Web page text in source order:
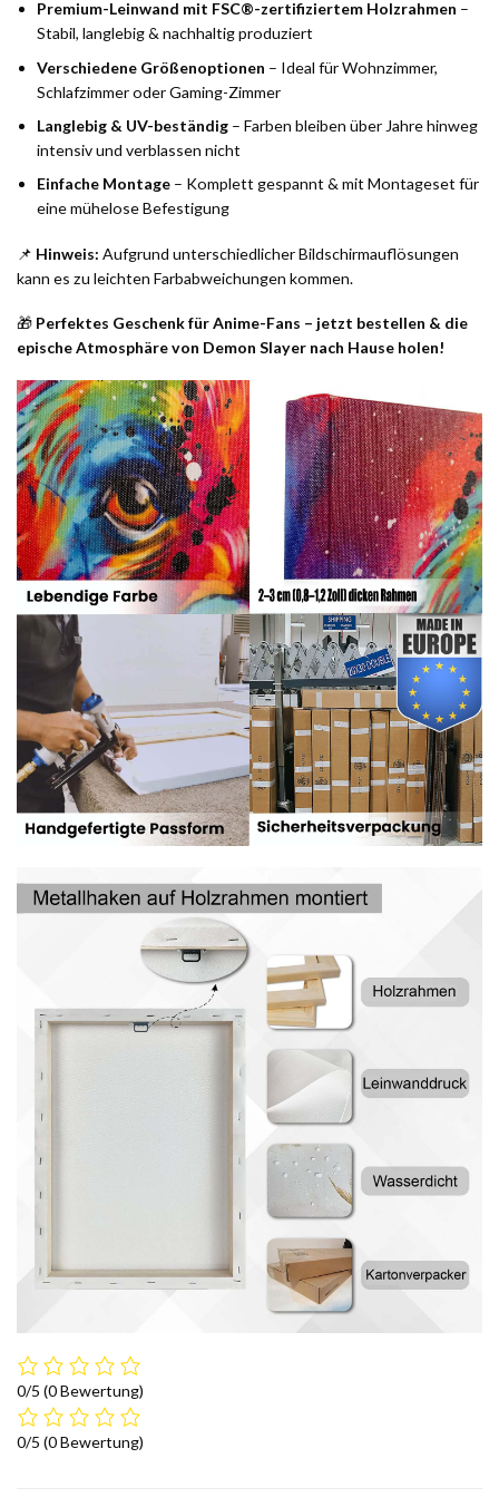
Premium-Leinwand mit FSC®-zertifiziertem Holzrahmen –
Stabil, langlebig & nachhaltig produziert
Verschiedene Größenoptionen – Ideal für Wohnzimmer,
Schlafzimmer oder Gaming-Zimmer
Langlebig & UV-beständig – Farben bleiben über Jahre hinweg
intensiv und verblassen nicht
Einfache Montage – Komplett gespannt & mit Montageset für
eine mühelose Befestigung
📌 Hinweis: Aufgrund unterschiedlicher Bildschirmauflösungen
kann es zu leichten Farbabweichungen kommen.
🎁 Perfektes Geschenk für Anime-Fans – jetzt bestellen & die
epische Atmosphäre von Demon Slayer nach Hause holen!
0/5 (0 Bewertung)
0/5 (0 Bewertung)